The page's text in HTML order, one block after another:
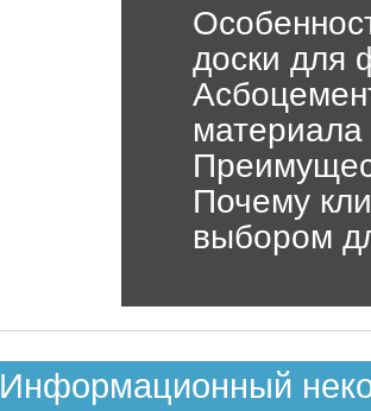
доски для
материала
Почему
выбором
Информационный